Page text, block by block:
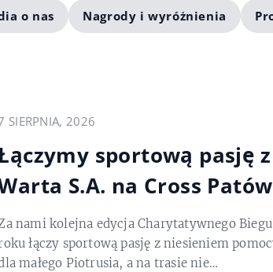
o nas Nagrody i wyróżnienia
sportową pasję
S.A. na Cross
SIERPNIA, 2026
nami kolejna edycja Charytatywnego
łączy sportową pasję z niesieniem
małego Piotrusia, a na trasie nie…